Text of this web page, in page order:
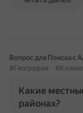
Вопрос для Поиска с
#География
Какие
районах?